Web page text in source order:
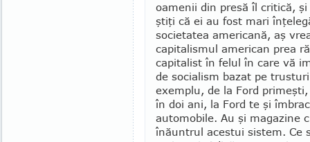
oamenii din presă îl critică,
ştiţi că ei au fost mari
societatea americană, aş
capitalismul american prea
capitalist în felul în care vă
de socialism bazat pe
exemplu, de la Ford
în doi ani, la Ford te şi
automobile. Au şi magazine
înăuntrul acestui sistem. Ce